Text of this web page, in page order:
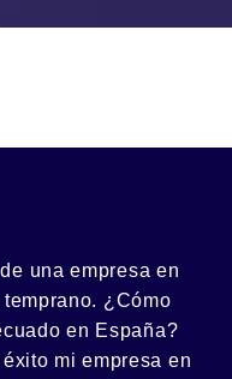
de unaempresa en
¿Cómo
en España?
mi empresa en